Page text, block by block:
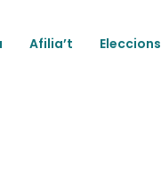
Afilia’t Eleccions